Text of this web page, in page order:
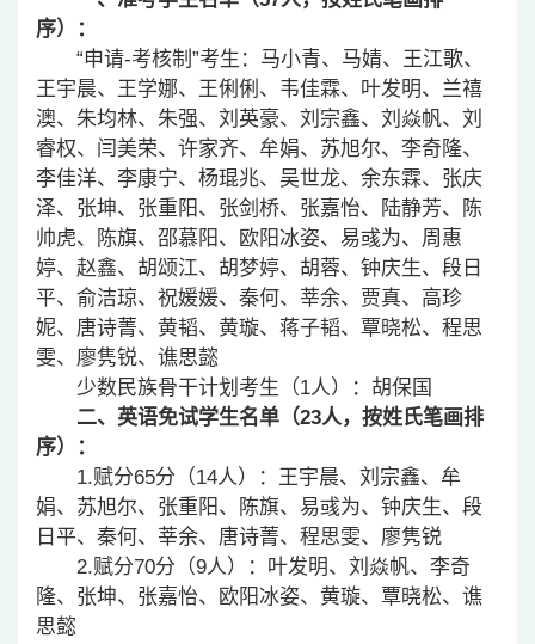
序）：
“申请-考核制”考生：马小青、马婧、王江歌、
王宇晨、王学娜、王俐俐、韦佳霖、叶发明、兰禧
澳、朱均林、朱强、刘英豪、刘宗鑫、刘焱帆、刘
睿权、闫美荣、许家齐、牟娟、苏旭尔、李奇隆、
李佳洋、李康宁、杨琨兆、吴世龙、余东霖、张庆
泽、张坤、张重阳、张剑桥、张嘉怡、陆静芳、陈
帅虎、陈旗、邵慕阳、欧阳冰姿、易彧为、周惠
婷、赵鑫、胡颂江、胡梦婷、胡蓉、钟庆生、段日
平、俞洁琼、祝媛媛、秦何、莘余、贾真、高珍
妮、唐诗菁、黄韬、黄璇、蒋子韬、覃晓松、程思
雯、廖隽锐、谯思懿
少数民族骨干计划考生（1人）：胡保国
二、英语免试学生名单（23人，按姓氏笔画排
序）：
1.赋分65分（14人）：王宇晨、刘宗鑫、牟
娟、苏旭尔、张重阳、陈旗、易彧为、钟庆生、段
日平、秦何、莘余、唐诗菁、程思雯、廖隽锐
2.赋分70分（9人）：叶发明、刘焱帆、李奇
隆、张坤、张嘉怡、欧阳冰姿、黄璇、覃晓松、谯
思懿